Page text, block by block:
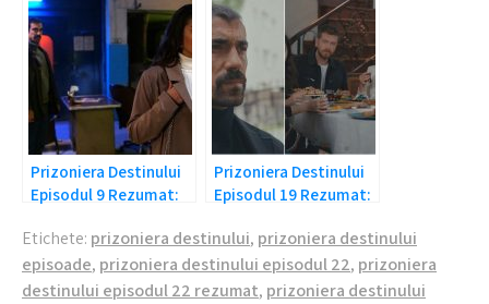
Prizoniera Destinului
Episodul 9 Rezumat:
Prizoniera Destinului
Episodul 19 Rezumat:
Etichete: prizoniera destinului, prizoniera destinului
episoade, prizoniera destinului episodul 22, prizoniera
destinului episodul 22 rezumat, prizoniera destinului